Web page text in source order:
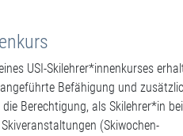
USI-Skilehrer*innenkurses
Befähigung und
Berechtigung, als Skilehrer*in bei
(Skiwochen-